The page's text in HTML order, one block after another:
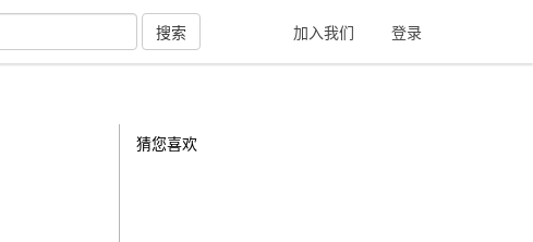
搜索 加入我们 登录
猜您喜欢